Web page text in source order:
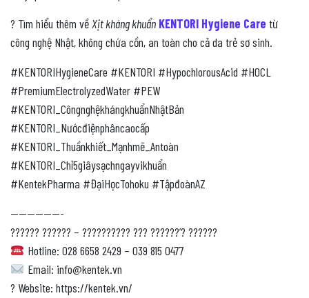
? Tìm hiểu thêm về Xịt kháng khuẩn KENTORI Hygiene Care từ
công nghệ Nhật, không chứa cồn, an toàn cho cả da trẻ sơ sinh.
#KENTORIHygieneCare #KENTORI #HypochlorousAcid #HOCL
#PremiumElectrolyzedWater #PEW
#KENTORI_CôngnghệkhángkhuẩnNhậtBản
#KENTORI_Nướcđiệnphâncaocấp
#KENTORI_Thuầnkhiết_Mạnhmẽ_Antoàn
#KENTORI_Chỉ5giâysạchngayvikhuẩn
#KentekPharma #ĐạiHọcTohoku #TậpđoànAZ
——————-
?????? ?????? – ?????????? ??? ??????’? ??????
Hotline: 028 6658 2429 – 039 815 0477
Email: info@kentek.vn
? Website: https://kentek.vn/